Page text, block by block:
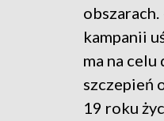
kampanii
ma na
szczepień
19 roku